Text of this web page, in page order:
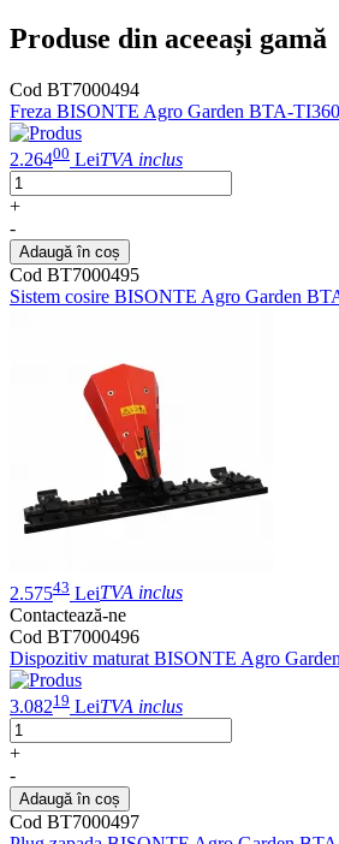
Produse din aceeași gamă
Cod BT7000494
Freza BISONTE Agro Garden BTA-TI360
2.26400 LeiTVA inclus
+
-
Adaugă în coș
Cod BT7000495
Sistem cosire BISONTE Agro Garden
2.57543 LeiTVA inclus
Contactează-ne
Cod BT7000496
Dispozitiv maturat BISONTE Agro
3.08219 LeiTVA inclus
+
-
Adaugă în coș
Cod BT7000497